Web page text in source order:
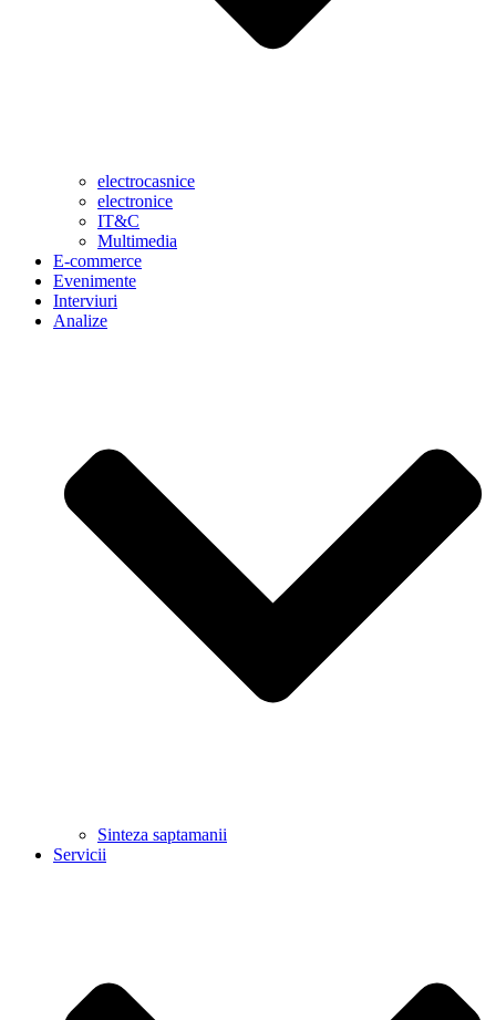
electrocasnice
electronice
IT&C
Multimedia
E-commerce
Evenimente
Interviuri
Analize
Sinteza saptamanii
Servicii